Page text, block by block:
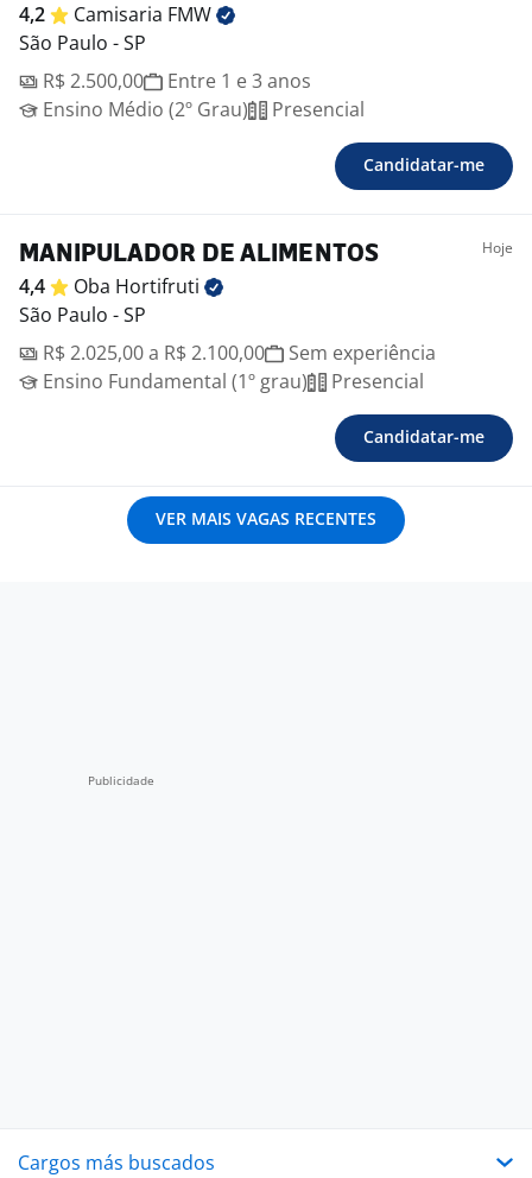
4,2 Camisaria FMW
São Paulo - SP
R$ 2.500,00
Entre 1 e 3 anos
Ensino Médio (2º Grau)
Presencial
Candidatar-me
MANIPULADOR DE ALIMENTOS Hoje
4,4 Oba Hortifruti
São Paulo - SP
R$ 2.025,00 a R$ 2.100,00
Sem experiência
Ensino Fundamental (1º grau)
Presencial
Candidatar-me
VER MAIS VAGAS RECENTES
Cargos más buscados